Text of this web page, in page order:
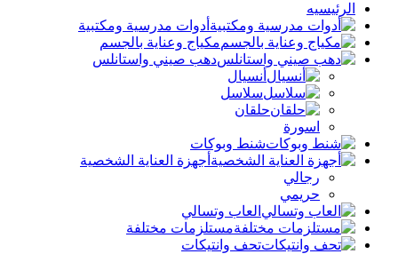
الرئيسيه
أدوات مدرسية ومكتبية
مكياج وعناية بالجسم
دهب صيني واستانلس
أنسيال
سلاسل
حلقان
اسورة
شنط وبوكات
أجهزة العناية الشخصية
رجالي
حريمي
العاب وتسالي
مستلزمات مختلفة
تحف وانتيكات